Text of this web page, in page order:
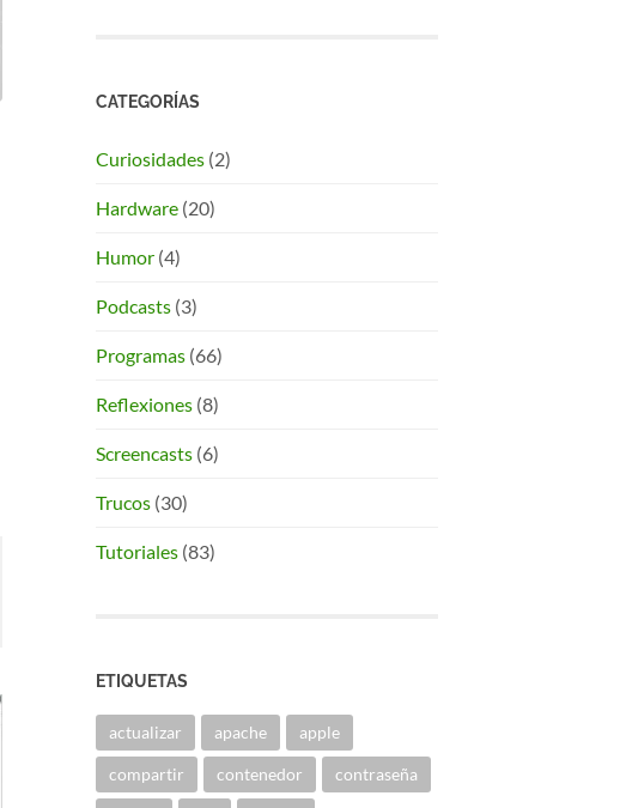
CATEGORÍAS
Curiosidades (2)
Hardware (20)
Humor (4)
Podcasts (3)
Programas (66)
Reflexiones (8)
Screencasts (6)
Trucos (30)
Tutoriales (83)
ETIQUETAS
actualizar apache apple
compartir contenedor contraseña